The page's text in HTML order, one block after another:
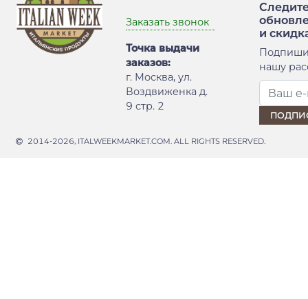
Заказать звонок
Точка выдачи
заказов:
г. Москва, ул.
Воздвиженка д.
9 стр. 2
и
нашу
2014-2026, ITALWEEKMARKET.COM. ALL RIGHTS RESERVED.